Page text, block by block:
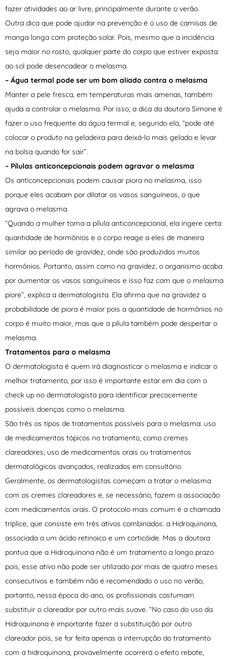
fazer atividades ao ar livre, principalmente durante o verão.
Outra dica que pode ajudar na prevenção é o uso de camisas de
manga longa com proteção solar. Pois, mesmo que a incidência
seja maior no rosto, qualquer parte do corpo que estiver exposta
ao sol pode desencadear o melasma.
– Água termal pode ser um bom aliado contra o melasma
Manter a pele fresca, em temperaturas mais amenas, também
ajuda a controlar o melasma. Por isso, a dica da doutora Simone é
fazer o uso frequente da água termal e, segundo ela, “pode até
colocar o produto na geladeira para deixá-lo mais gelado e levar
na bolsa quando for sair”.
– Pílulas anticoncepcionais podem agravar o melasma
Os anticoncepcionais podem causar piora no melasma, isso
porque eles acabam por dilatar os vasos sanguíneos, o que
agrava o melasma.
“Quando a mulher toma a pílula anticoncepcional, ela ingere certa
quantidade de hormônios e o corpo reage a eles de maneira
similar ao período de gravidez, onde são produzidos muitos
hormônios. Portanto, assim como na gravidez, o organismo acaba
por aumentar os vasos sanguíneos e isso faz com que o melasma
piore”, explica a dermatologista. Ela afirma que na gravidez a
probabilidade de piora é maior pois a quantidade de hormônios no
corpo é muito maior, mas que a pílula também pode despertar o
melasma.
Tratamentos para o melasma
O dermatologista é quem irá diagnosticar o melasma e indicar o
melhor tratamento, por isso é importante estar em dia com o
check up no dermatologista para identificar precocemente
possíveis doenças como o melasma.
São três os tipos de tratamentos possíveis para o melasma: uso
de medicamentos tópicos no tratamento, como cremes
clareadores; uso de medicamentos orais ou tratamentos
dermatológicos avançados, realizados em consultório.
Geralmente, os dermatologistas começam a tratar o melasma
com os cremes clareadores e, se necessário, fazem a associação
com medicamentos orais. O protocolo mais comum é a chamada
tríplice, que consiste em três ativos combinados: a Hidroquinona,
associada a um ácido retinoico e um corticóide. Mas a doutora
pontua que a Hidroquinona não é um tratamento a longo prazo
pois, esse ativo não pode ser utilizado por mais de quatro meses
consecutivos e também não é recomendado o uso no verão,
portanto, nessa época do ano, os profissionais costumam
substituir o clareador por outro mais suave. “No caso do uso da
Hidroquinona é importante fazer a substituição por outro
clareador pois, se for feita apenas a interrupção do tratamento
com a hidroquinona, provavelmente ocorrerá o efeito rebote,